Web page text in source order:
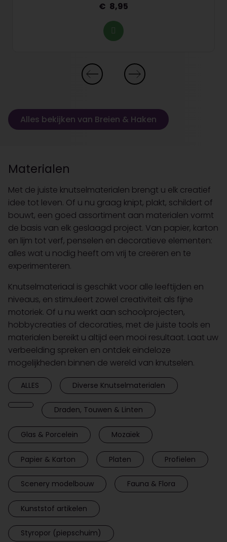
8,95
Alles bekijken van Breien & Haken
Materialen
Met de juiste knutselmaterialen brengt u elk creatief
idee tot leven. Of u nu graag knipt, plakt, schildert of
bouwt, een goed assortiment aan materialen vormt
de basis van elk geslaagd project. Van papier, karton
en lijm tot verf, penselen en decoratieve elementen:
alles wat u nodig heeft om vrij te creëren en te
experimenteren.
Knutselmateriaal is geschikt voor alle leeftijden en
niveaus, en stimuleert zowel creativiteit als fijne
motoriek. Of u nu werkt aan schoolprojecten,
hobbycreaties of decoraties, met de juiste tools en
materialen bereikt u altijd een mooi resultaat. Laat uw
verbeelding spreken en ontdek eindeloze
mogelijkheden binnen de wereld van knutselen.
ALLES Diverse Knutselmaterialen
Draden, Touwen & Linten
Glas & Porcelein Mozaïek
Papier & Karton Platen Profielen
Scenery modelbouw Fauna & Flora
Kunststof artikelen
Styropor (piepschuim)